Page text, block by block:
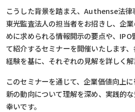
こうした背景を踏まえ、Authense法律
東光監査法人の担当者をお招きし、企
めに求められる情報開示の要点や、
て紹介するセミナーを開催いたします
経験を基に、それぞれの見解を詳しく解
このセミナーを通じて、企業価値向上
新の動向について理解を深め、実践的
幸いです。